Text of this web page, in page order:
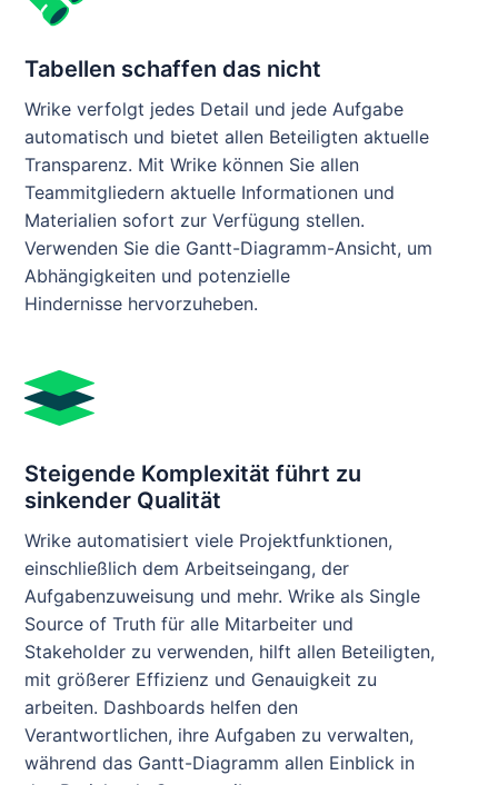
Tabellen schaffen das nicht
Wrike verfolgt jedes Detail und jede Aufgabe
automatisch und bietet allen Beteiligten aktuelle
Transparenz. Mit Wrike können Sie allen
Teammitgliedern aktuelle Informationen und
Materialien sofort zur Verfügung stellen.
Verwenden Sie die Gantt-Diagramm-Ansicht, um
Abhängigkeiten und potenzielle
Hindernisse hervorzuheben.
Steigende Komplexität führt zu
sinkender Qualität
Wrike automatisiert viele Projektfunktionen,
einschließlich dem Arbeitseingang, der
Aufgabenzuweisung und mehr. Wrike als Single
Source of Truth für alle Mitarbeiter und
Stakeholder zu verwenden, hilft allen Beteiligten,
mit größerer Effizienz und Genauigkeit zu
arbeiten. Dashboards helfen den
Verantwortlichen, ihre Aufgaben zu verwalten,
während das Gantt-Diagramm allen Einblick in